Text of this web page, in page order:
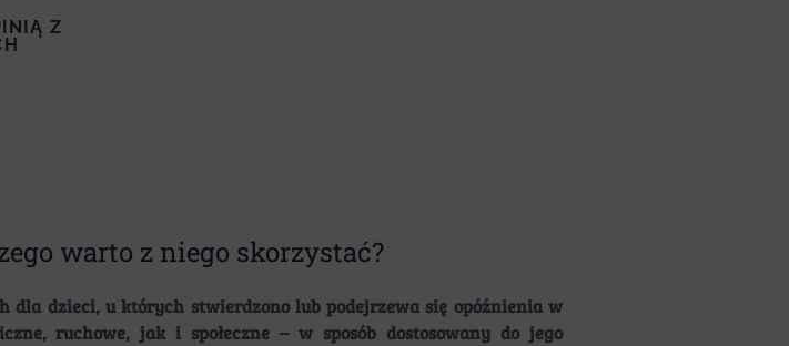
Z
warto z niego skorzystać?
dla dzieci, u których stwierdzono lub podejrzewa się opóźnienia w
ruchowe, jak i społeczne – w sposób dostosowany do jego